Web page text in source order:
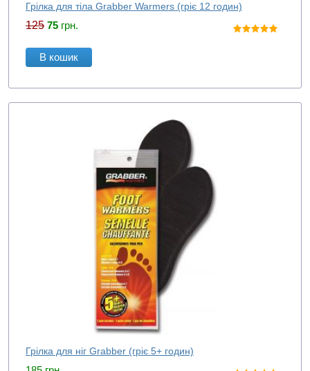
Грілка для тіла Grabber Warmers (гріє 12 годин)
125 75 грн.
В кошик
Грілка для ніг Grabber (гріє 5+ годин)